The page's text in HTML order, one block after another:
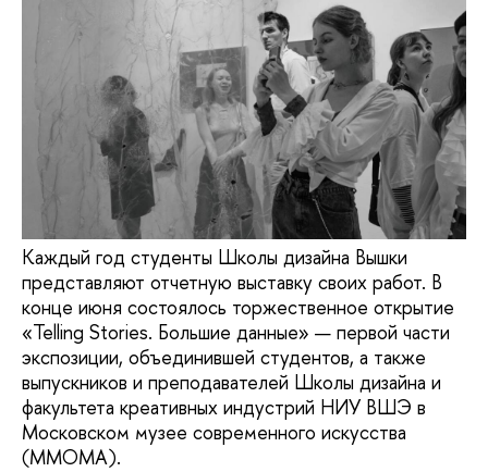
Каждый год студенты Школы дизайна Вышки
представляют отчетную выставку своих работ. В
конце июня состоялось торжественное открытие
«Telling Stories. Большие данные» — первой части
экспозиции, объединившей студентов, а также
выпускников и преподавателей Школы дизайна и
факультета креативных индустрий НИУ ВШЭ в
Московском музее современного искусства
(MMOMA).